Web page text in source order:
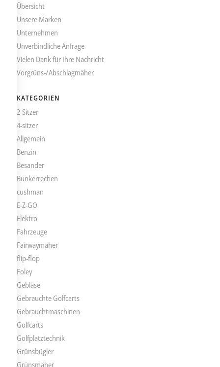
Übersicht
Unsere Marken
Unternehmen
Unverbindliche Anfrage
Vielen Dank für Ihre Nachricht
Vorgrüns-/Abschlagmäher
KATEGORIEN
2-Sitzer
4-sitzer
Allgemein
Benzin
Besander
Bunkerrechen
cushman
E-Z-GO
Elektro
Fahrzeuge
Fairwaymäher
flip-flop
Foley
Gebläse
Gebrauchte Golfcarts
Gebrauchtmaschinen
Golfcarts
Golfplatztechnik
Grünsbügler
Grünsmäher